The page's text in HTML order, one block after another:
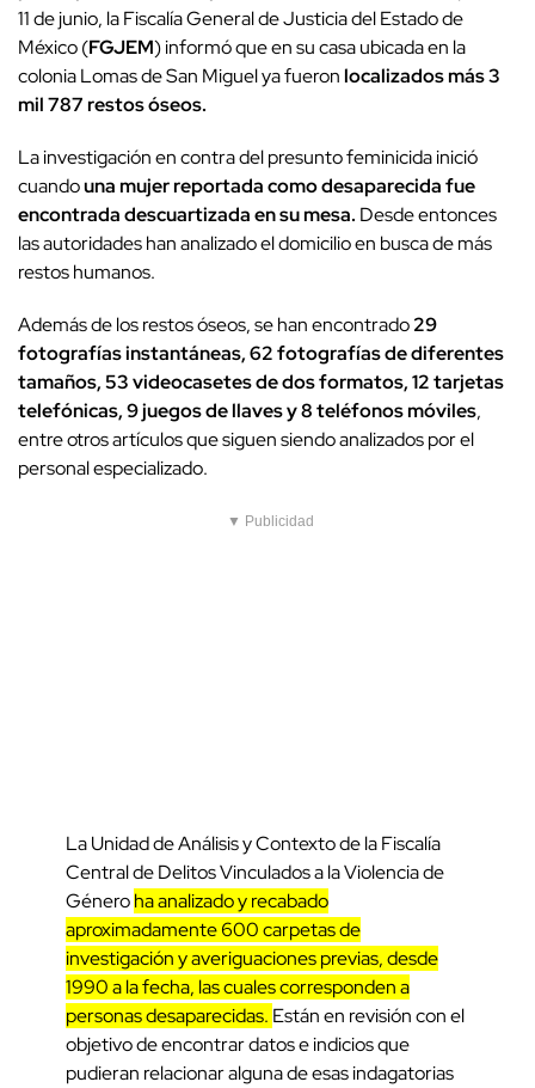
11 de junio, la Fiscalía General de Justicia del Estado de
México (FGJEM) informó que en su casa ubicada en la
colonia Lomas de San Miguel ya fueronlocalizados más 3
mil 787 restos óseos.
La investigación en contra del presunto feminicida inició
cuandouna mujer reportada como desaparecida fue
encontrada descuartizada en su mesa. Desde entonces
las autoridades han analizado el domicilio en busca de más
restos humanos.
Además de los restos óseos, se han encontrado29
fotografías instantáneas, 62 fotografías de diferentes
tamaños, 53 videocasetes de dos formatos, 12 tarjetas
telefónicas, 9 juegos de llaves y 8 teléfonos móviles,
entre otros artículos que siguen siendo analizados por el
personal especializado.
▼ Publicidad
La Unidad de Análisis y Contexto de la Fiscalía
Central de Delitos Vinculados a la Violencia de
Géneroha analizado y recabado
aproximadamente 600 carpetas de
investigación y averiguaciones previas, desde
1990 a la fecha, las cuales corresponden a
personas desaparecidas. Están en revisión con el
objetivo de encontrar datos e indicios que
pudieran relacionar alguna de esas indagatorias